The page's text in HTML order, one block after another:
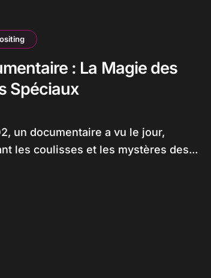
: La Magie des
Spéciaux
les coulisses et les mystères des...